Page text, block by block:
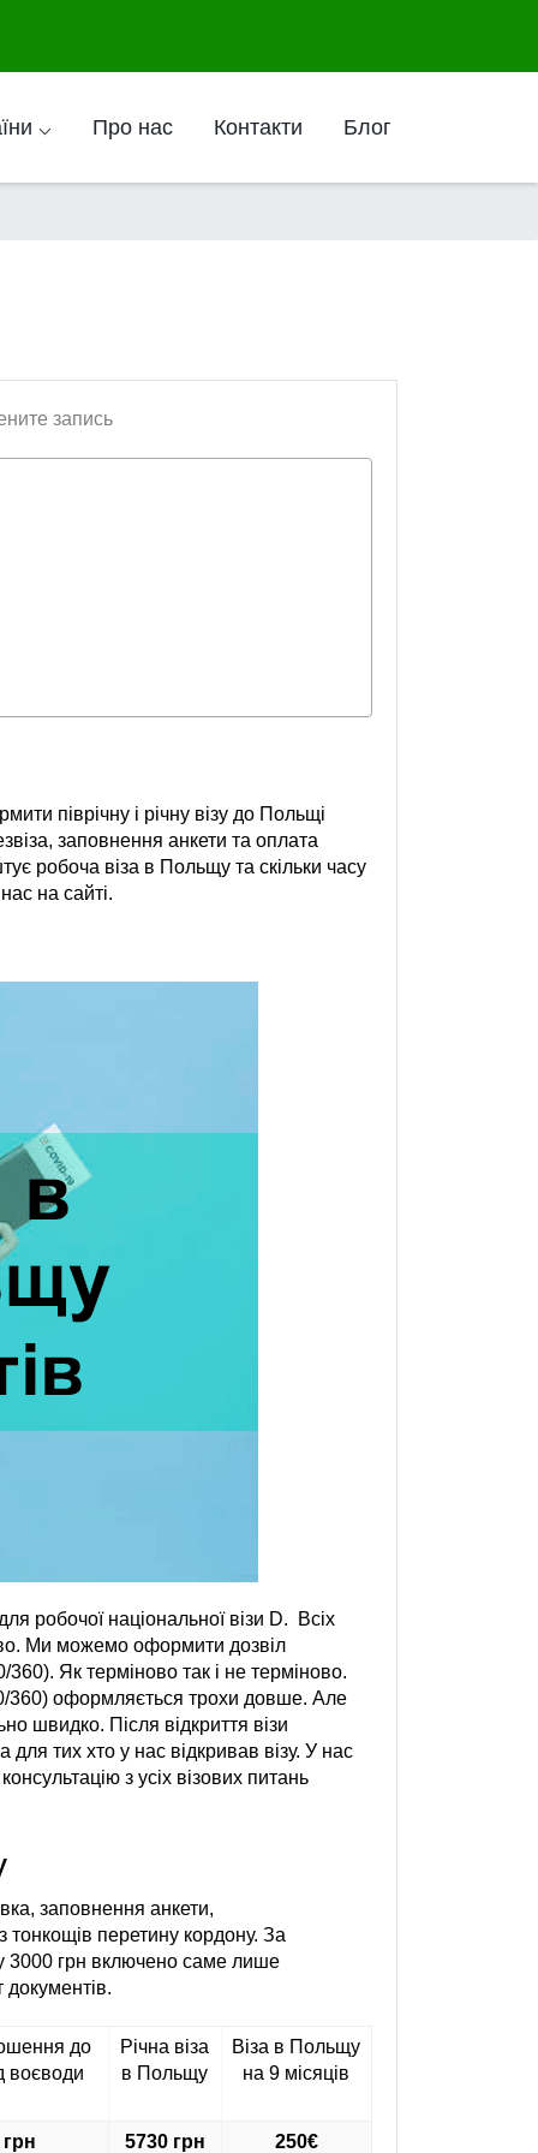
⌵ Про нас Контакти Блог
запись
піврічну і річну візу до Польщі
заповнення анкети та оплата
робоча віза в Польщу та скільки часу
на сайті.
робочої національної візи D. Всіх
Ми можемо оформити дозвіл
Як терміново так і не терміново.
360) оформляється трохи довше. Але
швидко. Після відкриття візи
тих хто у нас відкривав візу. У нас
з усіх візових питань
заповнення анкети,
тонкощів перетину кордону. За
3000 грн включено саме лише
до
воєводи
Річна віза
в Польщу
Віза в Польщу
на 9 місяців
5730 грн 250€